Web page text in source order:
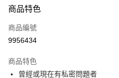
POYA支付
信用卡一次付款
LINE Pay
商品特色
商品編號
9956434
商品特色
曾經或現在有私密問題者